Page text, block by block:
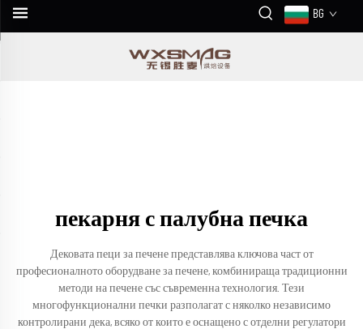
BG
пекарня с палубна печка
Дековата пеци за печене представлява ключова част от
професионалното оборудване за печене, комбинираща традиционни
методи на печене със съвременна технология. Тези
многофункционални печки разполагат с няколко независимо
контролирани дека, всяко от които е оснащено с отделни регулатори